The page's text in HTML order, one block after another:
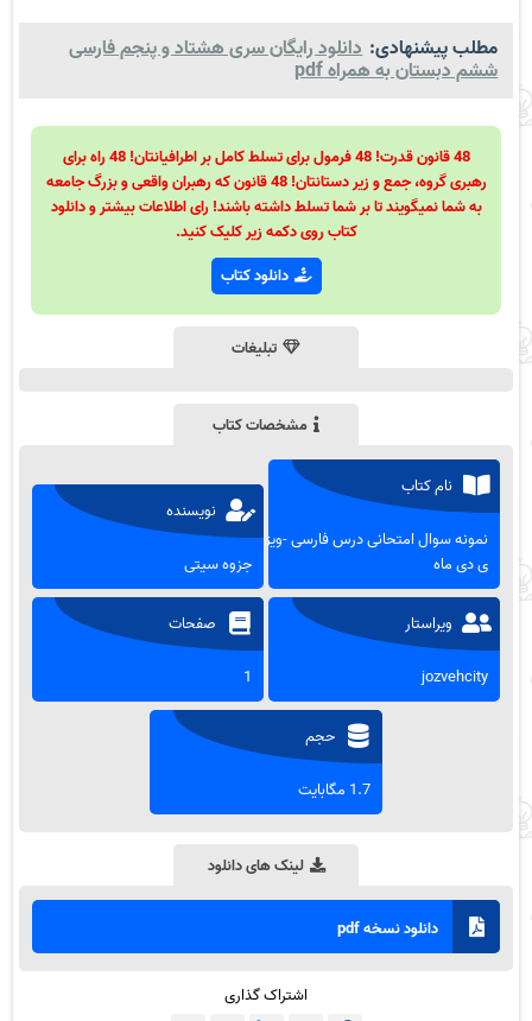
مطلب پیشنهادی: دانلود رایگان سری هشتاد و پنجم فارسی
ششم دبستان به همراه pdf
48 قانون قدرت! 48 فرمول برای تسلط کامل بر اطرافیانتان! 48 راه برای
رهبری گروه، جمع و زیر دستانتان! 48 قانون که رهبران واقعی و بزرگ جامعه
به شما نمیگویند تا بر شما تسلط داشته باشند! رای اطلاعات بیشتر و دانلود
کتاب روی دکمه زیر کلیک کنید.
دانلود کتاب
تبلیغات
مشخصات کتاب
نام کتاب
نمونه سوال امتحانی درس فارسی -ویژه
ی دی ماه
نویسنده
جزوه سیتی
ویراستار
jozvehcity
صفحات
1
حجم
1.7 مگابایت
لینک های دانلود
دانلود نسخه pdf
اشتراک گذاری